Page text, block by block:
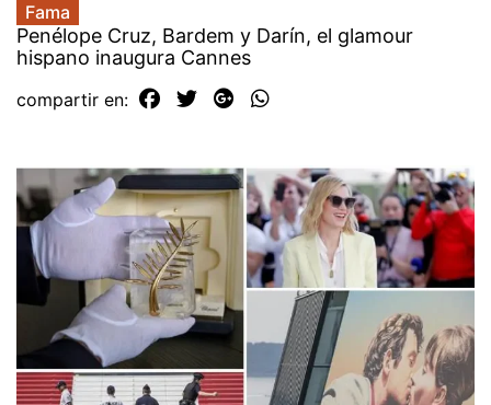
Fama
Penélope Cruz, Bardem y Darín, el glamour
hispano inaugura Cannes
compartir en: